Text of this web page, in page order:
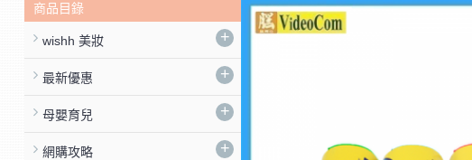
商品目錄
wishh 美妝 +
最新優惠 +
母嬰育兒 +
網購攻略 +